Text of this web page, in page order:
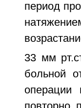
период
33 мм
больной
операции